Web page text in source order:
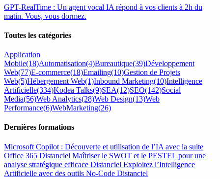
GPT-RealTime : Un agent vocal IA répond à vos clients à 2h du
matin. Vous, vous dormez.
Toutes les catégories
Application
Mobile(18)Automatisation(4)Bureautique(39)Développement
Web(77)E-commerce(18)Emailing(10)Gestion de Projets
Web(5)Hébergement Web(1)Inbound Marketing(10)Intelligence
Artificielle(334)Kodea Talks(9)SEA(12)SEO(142)Social
Media(56)Web Analytics(28)Web Design(13)Web
Performance(6)WebMarketing(26)
Dernières formations
Microsoft Copilot : Découverte et utilisation de l’IA avec la suite
Office 365 Distanciel Maîtriser le SWOT et le PESTEL pour une
analyse stratégique efficace Distanciel Exploitez l’Intelligence
Artificielle avec des outils No-Code Distanciel